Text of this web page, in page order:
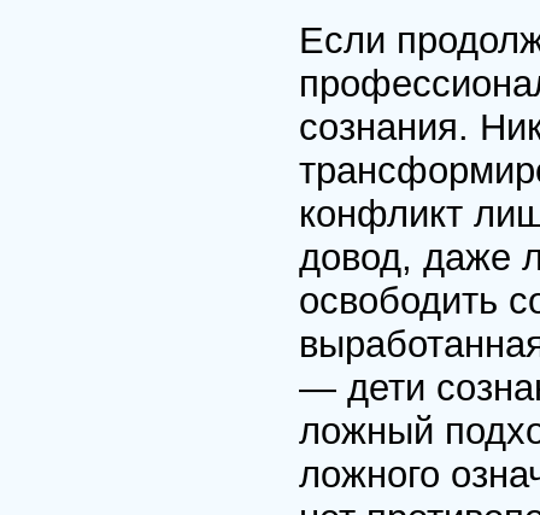
Если
сознания.
конфликт
довод, даже
освободить
— дети
ложный
ложного